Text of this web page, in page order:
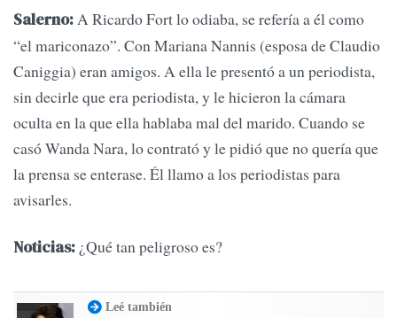
Salerno:A Ricardo Fort lo odiaba, se refería a él como
“el mariconazo”. Con Mariana Nannis (esposa de Claudio
Caniggia) eran amigos. A ella le presentó a un periodista,
sin decirle que era periodista, y le hicieron la cámara
oculta en la que ella hablaba mal del marido. Cuando se
casó Wanda Nara, lo contrató y le pidió que no quería que
la prensa se enterase. Él llamo a los periodistas para
avisarles.
Noticias: ¿Qué tan peligroso es?
Leé también